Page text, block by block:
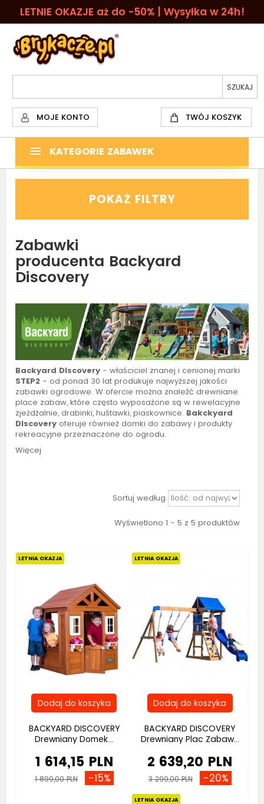
LETNIE OKAZJE aż do -50% | Wysyłka w 24h!
MOJE KONTO TWÓJ KOSZYK
KATEGORIE ZABAWEK
POKAŻ FILTRY
Zabawki
producenta Backyard
Discovery
Backyard Discovery - właściciel znanej i cenionej marki
STEP2 - od ponad 30 lat produkuje najwyższej jakości
zabawki ogrodowe. W ofercie można znaleźć drewniane
place zabaw, które często wyposażone są w rewelacyjne
zjeżdżalnie, drabinki, huśtawki, piaskownice. Bakckyard
Discovery oferuje również domki do zabawy i produkty
rekreacyjne przeznaczone do ogrodu.
Więcej
Sortuj według
Wyświetlono 1 - 5 z 5 produktów
LETNIA OKAZJA
BACKYARD DISCOVERY
Drewniany Domek...
1 614,15 PLN
1 899,00 PLN -15%
LETNIA OKAZJA
BACKYARD DISCOVERY
Drewniany Plac Zabaw...
2 639,20 PLN
3 299,00 PLN -20%
LETNIA OKAZJA